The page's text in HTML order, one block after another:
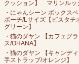
クッション】 マリンルッ
・にゃんシーン ボックス
ポーチ/Lサイズ【ピスタチ
グリーン】
・猫のダヤン 【カフェグラ
ス/OHANA】
・猫のダヤン 【キャンディ
手ストラップ/オレンジ】